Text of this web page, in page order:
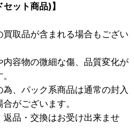
ット商品)】
取品が含まれる場合もござい
容物の微細な傷、品質変化が
為、パック系商品は通常の封入
がございます。
品・交換はお受け出来ませ